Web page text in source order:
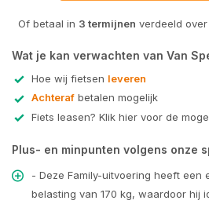
Of betaal in 3 termijnen verdeeld
Wat je kan verwachten van Van
Hoe wij fietsen leveren
Achteraf betalen mogelijk
Fiets leasen? Klik hier voor de
Plus- en minpunten volgens onze
- Deze Family-uitvoering heeft een
belasting van 170 kg, waardoor hij